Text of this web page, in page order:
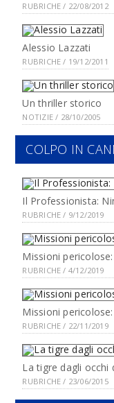
RUBRICHE / 22/08/2012
Alessio Lazzati
RUBRICHE / 19/12/2011
Un thriller storico
NOTIZIE / 28/10/2005
COLPO IN
Il Professionista:
RUBRICHE / 9/12/2019
Missioni
RUBRICHE / 4/12/2019
Missioni
RUBRICHE / 22/11/2019
La tigre dagli occhi
RUBRICHE / 23/06/2015